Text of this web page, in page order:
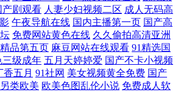
婷 人人操天天射 日韩欧美国内 三d肉蒲团下载
影院 色吧成人网 日本女同互慰 人人插人人摸 青
的网址 丝袜人人在操 亚洲片在线播放 亚洲av菠
产剧观看 人妻少妇视频二区 成人无码高
午夜导航在线 国内主播第一页 国产高
免费网站黄色在线 久久偷拍高清亚洲
品第五页 麻豆网站在线观看 91精选国
三级成年 五月天婷婷爱 国产不卡小视频
香五月 91社网 美女视频黄全免费 国产
类欧美 欧美色图乱伦小说 免费成人软